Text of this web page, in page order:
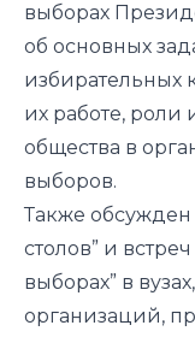
выборах
об основных
избирательных
их работе, роли
общества в
выборов.
Также
столов” и
выборах” в
организаций,